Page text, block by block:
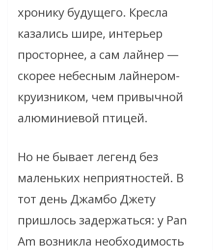
хронику будущего. Кресла
казались шире, интерьер
просторнее, а сам лайнер —
скорее небесным лайнером-
круизником, чем привычной
алюминиевой птицей.
Но не бывает легенд без
маленьких неприятностей. В
тот день Джамбо Джету
пришлось задержаться: у Pan
Am возникла необходимость